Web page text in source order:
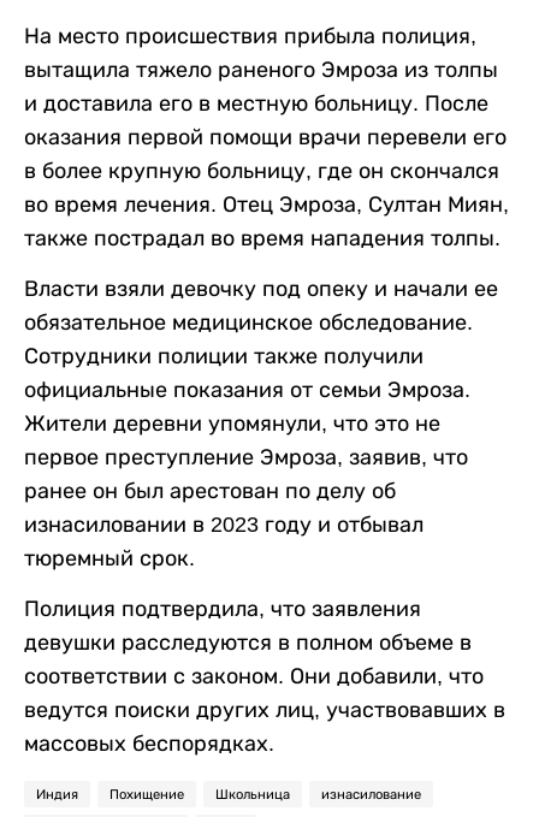
На место происшествия прибыла полиция,
вытащила тяжело раненого Эмроза из толпы
и доставила его в местную больницу. После
оказания первой помощи врачи перевели его
в более крупную больницу, где он скончался
во время лечения. Отец Эмроза, Султан Миян,
также пострадал во время нападения толпы.
Власти взяли девочку под опеку и начали ее
обязательное медицинское обследование.
Сотрудники полиции также получили
официальные показания от семьи Эмроза.
Жители деревни упомянули, что это не
первое преступление Эмроза, заявив, что
ранее он был арестован по делу об
изнасиловании в 2023 году и отбывал
тюремный срок.
Полиция подтвердила, что заявления
девушки расследуются в полном объеме в
соответствии с законом. Они добавили, что
ведутся поиски других лиц, участвовавших в
массовых беспорядках.
Индия Похищение Школьница изнасилование